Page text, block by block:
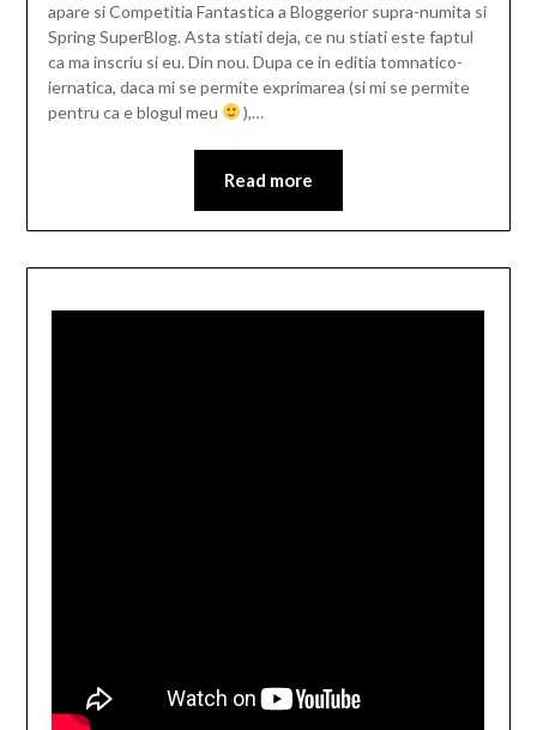
apare si Competitia Fantastica a Bloggerior supra-numita si
Spring SuperBlog. Asta stiati deja, ce nu stiati este faptul
ca ma inscriu si eu. Din nou. Dupa ce in editia tomnatico-
iernatica, daca mi se permite exprimarea (si mi se permite
pentru ca e blogul meu
),…
Read more